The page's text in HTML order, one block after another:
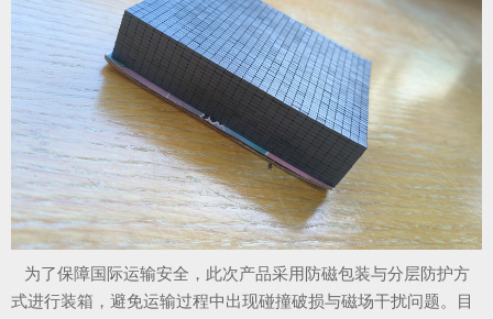
为了保障国际运输安全，此次产品采用防磁包装与分层防护方
式进行装箱，避免运输过程中出现碰撞破损与磁场干扰问题。目